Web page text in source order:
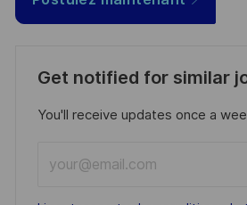
Get notified for similar
You'll receive updates once a
Email
address